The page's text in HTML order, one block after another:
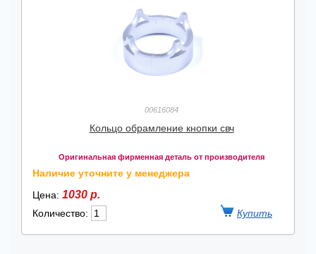
00616084
Кольцо обрамление кнопки свч
Оригинальная фирменная деталь от производителя
Наличие уточните у менеджера
Цена: 1030 р.
Количество: